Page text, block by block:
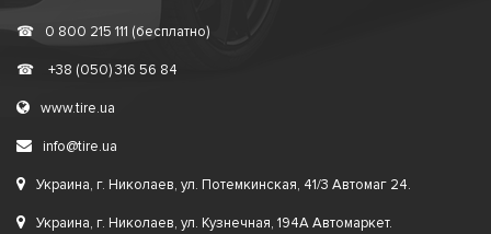
☎ 0 800 215 111 (бесплатно)
☎ +38 (050) 316 56 84
www.tire.ua
info@tire.ua
Украина, г. Николаев, ул. Потемкинская, 41/3 Автомаг 24.
Украина, г. Николаев, ул. Кузнечная, 194А Автомаркет.